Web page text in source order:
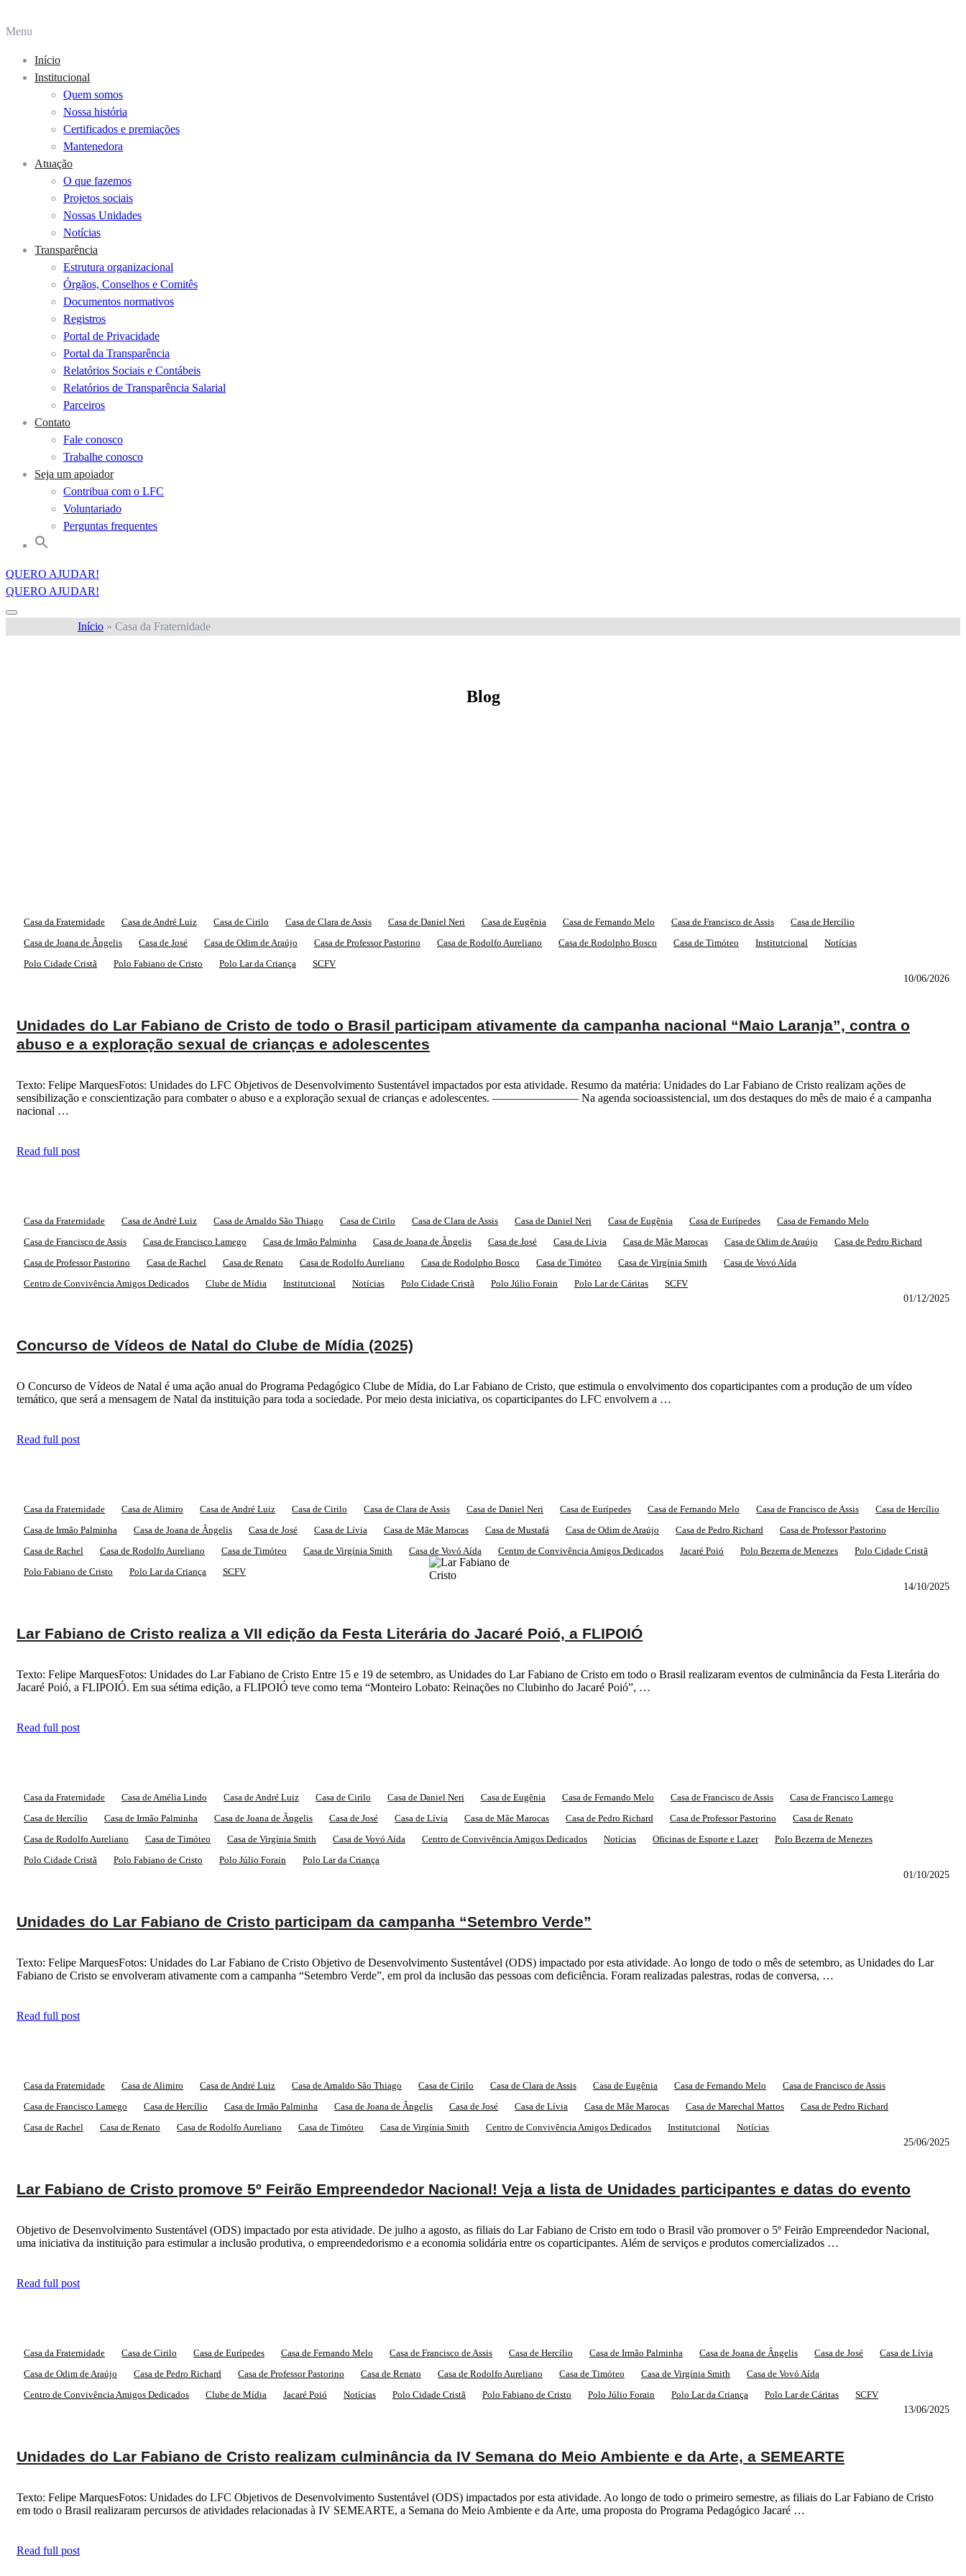
Menu
Início
Institucional
Quem somos
Nossa história
Certificados e premiações
Mantenedora
Atuação
O que fazemos
Projetos sociais
Nossas Unidades
Notícias
Transparência
Estrutura organizacional
Órgãos, Conselhos e Comitês
Documentos normativos
Registros
Portal de Privacidade
Portal da Transparência
Relatórios Sociais e Contábeis
Relatórios de Transparência Salarial
Parceiros
Contato
Fale conosco
Trabalhe conosco
Seja um apoiador
Contribua com o LFC
Voluntariado
Perguntas frequentes
QUERO AJUDAR!
QUERO AJUDAR!
Início » Casa da Fraternidade
Blog
Casa da Fraternidade Casa de André Luiz Casa de Cirilo Casa de Clara de Assis Casa de Daniel Neri Casa de Eugênia Casa de Fernando Melo Casa de Francisco de Assis
Casa de Hercílio
Casa de Joana de Ângelis
Casa de José Casa de Odim de Araújo Casa de Professor Pastorino Casa de Rodolfo Aureliano Casa de Rodolpho Bosco Casa de Timóteo Institutcional
Notícias
Polo Cidade Cristã
Polo Fabiano de Cristo Polo Lar da Criança
SCFV
10/06/2026
Unidades do Lar Fabiano de Cristo de todo o Brasil participam ativamente da campanha nacional “Maio Laranja”, contra o
abuso e a exploração sexual de crianças e adolescentes
Texto: Felipe MarquesFotos: Unidades do LFC Objetivos de Desenvolvimento Sustentável impactados por esta atividade. Resumo da matéria: Unidades do Lar Fabiano de Cristo realizam ações de
sensibilização e conscientização para combater o abuso e a exploração sexual de crianças e adolescentes. ———————– Na agenda socioassistencial, um dos destaques do mês de maio é a campanha
nacional …
Read full post
Casa da Fraternidade Casa de André Luiz Casa de Arnaldo São Thiago Casa de Cirilo Casa de Clara de Assis Casa de Daniel Neri Casa de Eugênia Casa de Eurípedes
Casa de Fernando Melo
Casa de Francisco de Assis
Casa de Francisco Lamego Casa de Irmão Palminha Casa de Joana de Ângelis Casa de José Casa de Lívia Casa de Mãe Marocas Casa de Odim de Araújo
Casa de Pedro Richard
Casa de Professor Pastorino
Casa de Rachel Casa de Renato Casa de Rodolfo Aureliano Casa de Rodolpho Bosco Casa de Timóteo Casa de Virgínia Smith
Casa de Vovó Aída
Centro de Convivência Amigos Dedicados
Clube de Mídia Institutcional Notícias Polo Cidade Cristã Polo Júlio Forain Polo Lar de Cáritas
SCFV
01/12/2025
Concurso de Vídeos de Natal do Clube de Mídia (2025)
O Concurso de Vídeos de Natal é uma ação anual do Programa Pedagógico Clube de Mídia, do Lar Fabiano de Cristo, que estimula o envolvimento dos coparticipantes com a produção de um vídeo
temático, que será a mensagem de Natal da instituição para toda a sociedade. Por meio desta iniciativa, os coparticipantes do LFC envolvem a …
Read full post
Casa da Fraternidade Casa de Alimiro Casa de André Luiz Casa de Cirilo Casa de Clara de Assis Casa de Daniel Neri Casa de Eurípedes Casa de Fernando Melo Casa de Francisco de Assis
Casa de Hercílio
Casa de Irmão Palminha
Casa de Joana de Ângelis Casa de José Casa de Lívia Casa de Mãe Marocas Casa de Mustafá Casa de Odim de Araújo Casa de Pedro Richard
Casa de Professor Pastorino
Casa de Rachel
Casa de Rodolfo Aureliano Casa de Timóteo Casa de Virgínia Smith Casa de Vovó Aída Centro de Convivência Amigos Dedicados Jacaré Poió Polo Bezerra de Menezes
Polo Cidade Cristã
Polo Fabiano de Cristo
Polo Lar da Criança
SCFV
14/10/2025
Lar Fabiano de Cristo realiza a VII edição da Festa Literária do Jacaré Poió, a FLIPOIÓ
Texto: Felipe MarquesFotos: Unidades do Lar Fabiano de Cristo Entre 15 e 19 de setembro, as Unidades do Lar Fabiano de Cristo em todo o Brasil realizaram eventos de culminância da Festa Literária do
Jacaré Poió, a FLIPOIÓ. Em sua sétima edição, a FLIPOIÓ teve como tema “Monteiro Lobato: Reinações no Clubinho do Jacaré Poió”, …
Read full post
Casa da Fraternidade Casa de Amélia Lindo Casa de André Luiz Casa de Cirilo Casa de Daniel Neri Casa de Eugênia Casa de Fernando Melo Casa de Francisco de Assis
Casa de Francisco Lamego
Casa de Hercílio
Casa de Irmão Palminha Casa de Joana de Ângelis Casa de José Casa de Lívia Casa de Mãe Marocas Casa de Pedro Richard Casa de Professor Pastorino
Casa de Renato
Casa de Rodolfo Aureliano
Casa de Timóteo Casa de Virgínia Smith Casa de Vovó Aída Centro de Convivência Amigos Dedicados Notícias Oficinas de Esporte e Lazer
Polo Bezerra de Menezes
Polo Cidade Cristã
Polo Fabiano de Cristo Polo Júlio Forain
Polo Lar da Criança
01/10/2025
Unidades do Lar Fabiano de Cristo participam da campanha “Setembro Verde”
Texto: Felipe MarquesFotos: Unidades do Lar Fabiano de Cristo Objetivo de Desenvolvimento Sustentável (ODS) impactado por esta atividade. Ao longo de todo o mês de setembro, as Unidades do Lar
Fabiano de Cristo se envolveram ativamente com a campanha “Setembro Verde”, em prol da inclusão das pessoas com deficiência. Foram realizadas palestras, rodas de conversa, …
Read full post
Casa da Fraternidade Casa de Alimiro Casa de André Luiz Casa de Arnaldo São Thiago Casa de Cirilo Casa de Clara de Assis Casa de Eugênia Casa de Fernando Melo
Casa de Francisco de Assis
Casa de Francisco Lamego
Casa de Hercílio Casa de Irmão Palminha Casa de Joana de Ângelis Casa de José Casa de Lívia Casa de Mãe Marocas Casa de Marechal Mattos
Casa de Pedro Richard
Casa de Rachel
Casa de Renato Casa de Rodolfo Aureliano Casa de Timóteo Casa de Virgínia Smith Centro de Convivência Amigos Dedicados Institutcional
Notícias
25/06/2025
Lar Fabiano de Cristo promove 5º Feirão Empreendedor Nacional! Veja a lista de Unidades participantes e datas do evento
Objetivo de Desenvolvimento Sustentável (ODS) impactado por esta atividade. De julho a agosto, as filiais do Lar Fabiano de Cristo em todo o Brasil vão promover o 5º Feirão Empreendedor Nacional,
uma iniciativa da instituição para estimular a inclusão produtiva, o empreendedorismo e a economia solidária entre os coparticipantes. Além de serviços e produtos comercializados …
Read full post
Casa da Fraternidade Casa de Cirilo Casa de Eurípedes Casa de Fernando Melo Casa de Francisco de Assis Casa de Hercílio Casa de Irmão Palminha Casa de Joana de Ângelis Casa de José
Casa de Lívia
Casa de Odim de Araújo
Casa de Pedro Richard Casa de Professor Pastorino Casa de Renato Casa de Rodolfo Aureliano Casa de Timóteo Casa de Virgínia Smith
Casa de Vovó Aída
Centro de Convivência Amigos Dedicados
Clube de Mídia Jacaré Poió Notícias Polo Cidade Cristã Polo Fabiano de Cristo Polo Júlio Forain Polo Lar da Criança Polo Lar de Cáritas
SCFV
13/06/2025
Unidades do Lar Fabiano de Cristo realizam culminância da IV Semana do Meio Ambiente e da Arte, a SEMEARTE
Texto: Felipe MarquesFotos: Unidades do LFC Objetivos de Desenvolvimento Sustentável (ODS) impactados por esta atividade. Ao longo de todo o primeiro semestre, as filiais do Lar Fabiano de Cristo
em todo o Brasil realizaram percursos de atividades relacionadas à IV SEMEARTE, a Semana do Meio Ambiente e da Arte, uma proposta do Programa Pedagógico Jacaré …
Read full post